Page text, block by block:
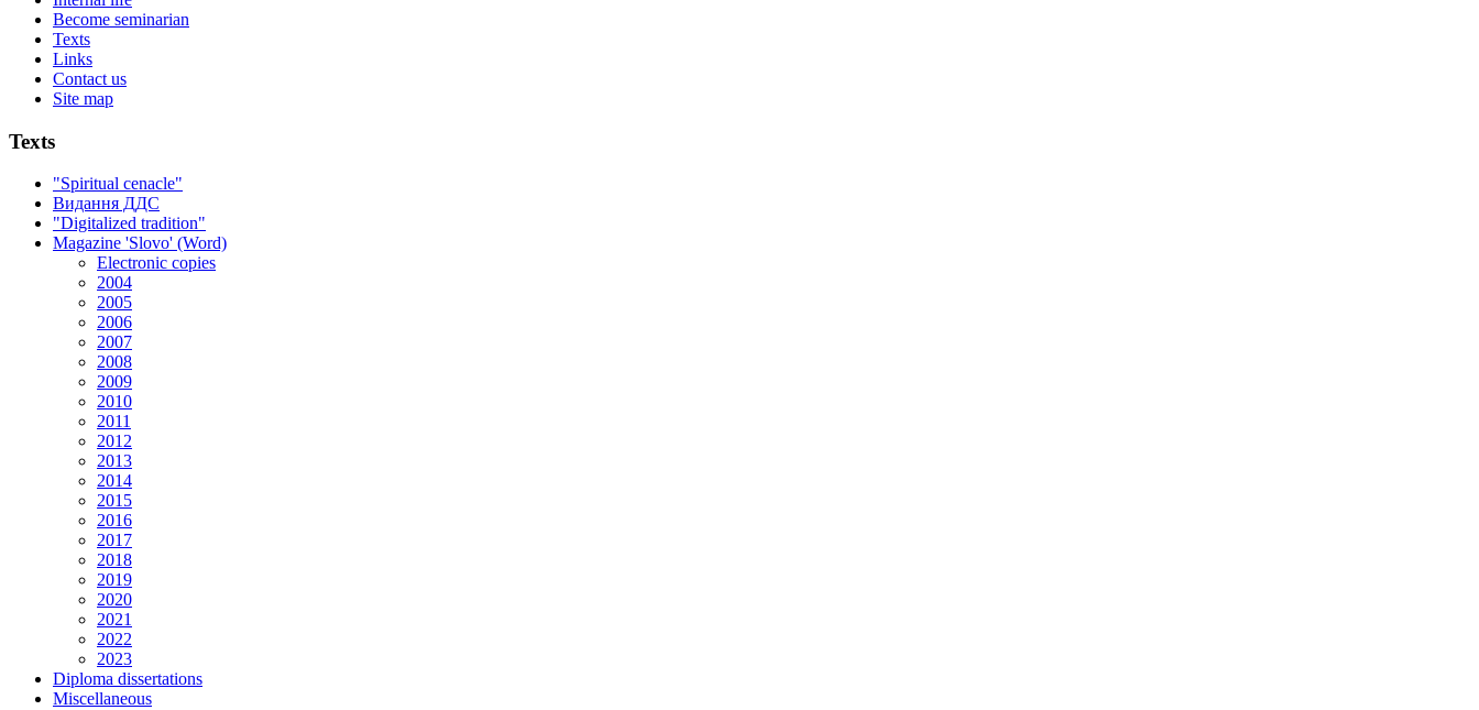
Become seminarian
Texts
Links
Contact us
Site map
Texts
"Spiritual cenacle"
Видання ДДС
"Digitalized tradition"
Magazine 'Slovo' (Word)
Electronic copies
2004
2005
2006
2007
2008
2009
2010
2011
2012
2013
2014
2015
2016
2017
2018
2019
2020
2021
2022
2023
Diploma dissertations
Miscellaneous